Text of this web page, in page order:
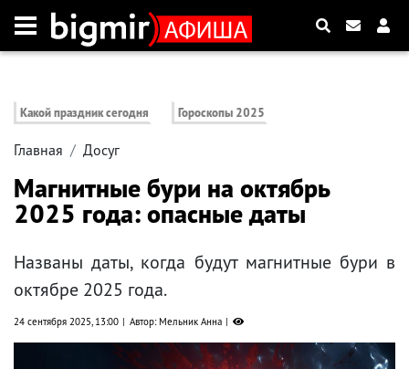
Какой праздник сегодня Гороскопы 2025
Главная Досуг
Магнитные бури на октябрь
2025 года: опасные даты
Названы даты, когда будут магнитные бури в
октябре 2025 года.
24 сентября 2025, 13:00 Автор: Мельник Анна